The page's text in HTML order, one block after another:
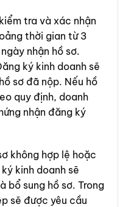
tra và xác nhận
thời gian từ 3
nhận hồ sơ.
ký kinh doanh sẽ
sơ đã nộp. Nếu hồ
quy định, doanh
nhận đăng ký
không hợp lệ hoặc
kinh doanh sẽ
bổ sung hồ sơ. Trong
sẽ được yêu cầu